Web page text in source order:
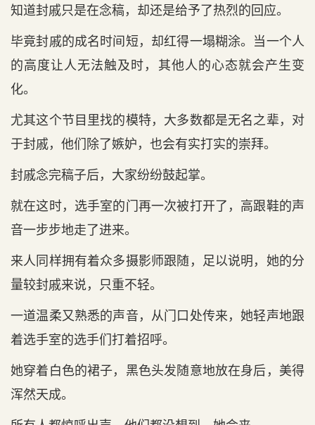
知道封戚只是在念稿，却还是给予了热烈的回应。
毕竟封戚的成名时间短，却红得一塌糊涂。当一个人
的高度让人无法触及时，其他人的心态就会产生变
化。
尤其这个节目里找的模特，大多数都是无名之辈，对
于封戚，他们除了嫉妒，也会有实打实的崇拜。
封戚念完稿子后，大家纷纷鼓起掌。
就在这时，选手室的门再一次被打开了，高跟鞋的声
音一步步地走了进来。
来人同样拥有着众多摄影师跟随，足以说明，她的分
量较封戚来说，只重不轻。
一道温柔又熟悉的声音，从门口处传来，她轻声地跟
着选手室的选手们打着招呼。
她穿着白色的裙子，黑色头发随意地放在身后，美得
浑然天成。